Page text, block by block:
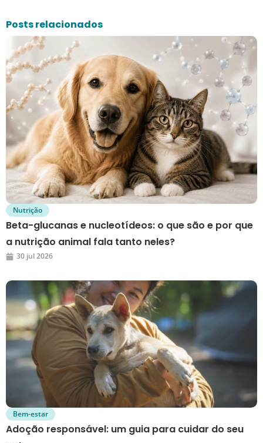
Posts relacionados
Nutrição
Beta-glucanas e nucleotídeos: o que são e por que
a nutrição animal fala tanto neles?
30 jul 2026
Bem-estar
Adoção responsável: um guia para cuidar do seu